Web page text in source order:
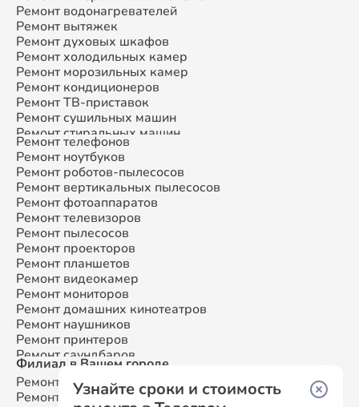
Ремонт водонагревателей
Ремонт вытяжек
Ремонт духовых шкафов
Ремонт холодильных камер
Ремонт морозильных камер
Ремонт кондиционеров
Ремонт ТВ-приставок
Ремонт сушильных машин
Ремонт стиральных машин
Ремонт микроволновых печей
Ремонт смарт-часов
Ремонт атс
Ремонт сплит-систем
Ремонт телефонов
Ремонт ноутбуков
Ремонт роботов-пылесосов
Ремонт вертикальных пылесосов
Ремонт фотоаппаратов
Ремонт телевизоров
Ремонт пылесосов
Ремонт проекторов
Ремонт планшетов
Ремонт видеокамер
Ремонт мониторов
Ремонт домашних кинотеатров
Ремонт наушников
Ремонт принтеров
Ремонт саундбаров
Ремонт VR систем
Ремонт сабвуферов
Ремонт посудомоечных машин
Филиал в Вашем городе
Ремонт SamsungМосква
Ремонт SamsungСанкт-Петербург
Узнайте сроки и стоимость